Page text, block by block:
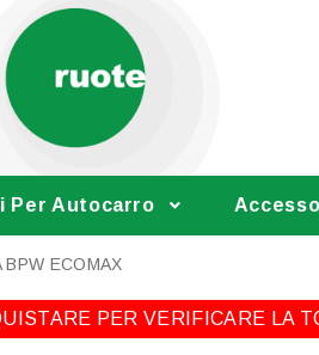
Per Autocarro
ECOMAX
PER VERIFICARE LA